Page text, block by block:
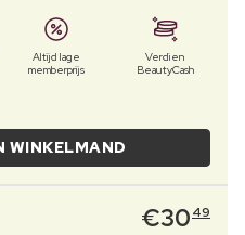
Altijd lage
memberprijs
Verdien
BeautyCash
WINKELMAND
€30 49